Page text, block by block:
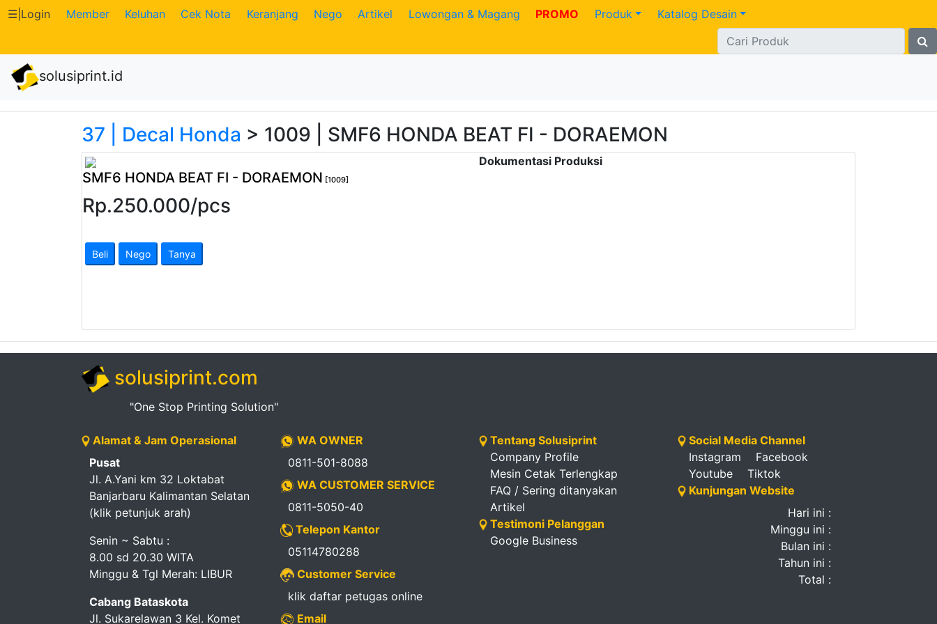
Katalog
Produk
Petugas
Riwayat
Transaksi
Berjalan
Fee
☰ Login Member Keluhan Cek Nota Keranjang Nego Artikel Lowongan & Magang PROMO Produk Katalog Desain
solusiprint.id
37 | Decal Honda > 1009 | SMF6 HONDA BEAT FI - DORAEMON
SMF6 HONDA BEAT FI - DORAEMON [1009]
Rp.250.000/pcs
Beli Nego Tanya
Dokumentasi Produksi
solusiprint.com
"One Stop Printing Solution"
Alamat & Jam Operasional
Pusat
Jl. A.Yani km 32 Loktabat
Banjarbaru Kalimantan Selatan
(klik petunjuk arah)
Senin ~ Sabtu :
8.00 sd 20.30 WITA
Minggu & Tgl Merah: LIBUR
Cabang Bataskota
Jl. Sukarelawan 3 Kel. Komet
WA OWNER
0811-501-8088
WA CUSTOMER SERVICE
0811-5050-40
Telepon Kantor
05114780288
Customer Service
klik daftar petugas online
Email
Tentang Solusiprint
Company Profile
Mesin Cetak Terlengkap
FAQ / Sering ditanyakan
Artikel
Testimoni Pelanggan
Google Business
Social Media Channel
Instagram
Facebook
Youtube
Tiktok
Kunjungan Website
Hari ini :
Minggu ini :
Bulan ini :
Tahun ini :
Total :